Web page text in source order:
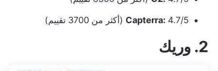
Capterra: 4.7/5 (أكثر من 3700 تقييم)
2. وريك